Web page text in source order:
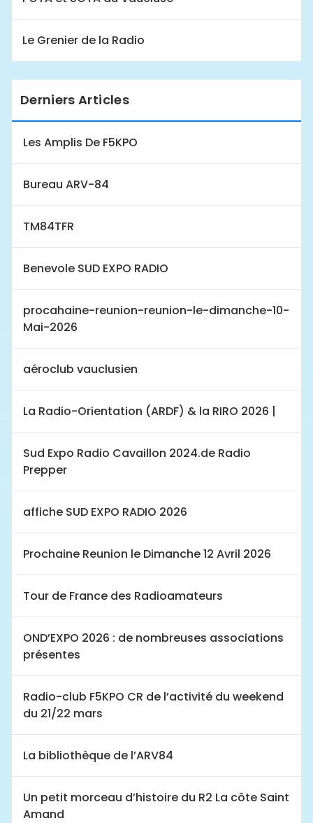
Le Grenier de la Radio
Derniers Articles
Les Amplis De F5KPO
Bureau ARV-84
TM84TFR
Benevole SUD EXPO RADIO
procahaine-reunion-reunion-le-dimanche-10-
Mai-2026
aéroclub vauclusien
La Radio-Orientation (ARDF) & la RIRO 2026 |
Sud Expo Radio Cavaillon 2024.de Radio
Prepper
affiche SUD EXPO RADIO 2026
Prochaine Reunion le Dimanche 12 Avril 2026
Tour de France des Radioamateurs
OND’EXPO 2026 : de nombreuses associations
présentes
Radio-club F5KPO CR de l’activité du weekend
du 21/22 mars
La bibliothèque de l’ARV84
Un petit morceau d’histoire du R2 La côte Saint
Amand